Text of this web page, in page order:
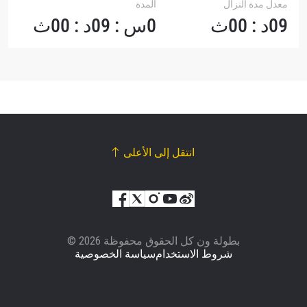
معدل مدة النزال
09د : 00ث
المدة
0س : 09د : 00ث
انتقل إلى الأعلى
© بطولة ون كل الحقوق محفوظة 2026
سياسة الخصوصيةشروط الاستخدام